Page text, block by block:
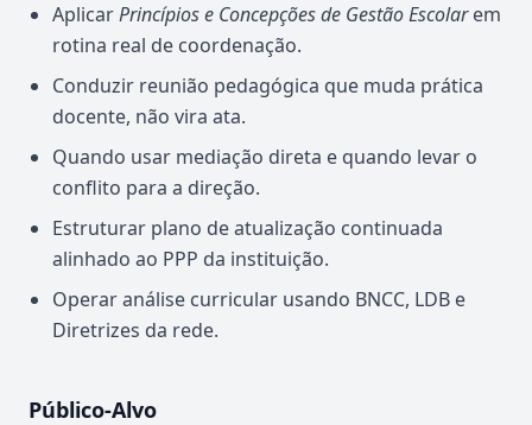
AplicarPrincípios e Concepções de Gestão Escolarem
rotina real de coordenação.
Conduzir reunião pedagógica que muda prática
docente, não vira ata.
Quando usar mediação direta e quando levar o
conflito para a direção.
Estruturar plano de atualização continuada
alinhado ao PPP da instituição.
Operar análise curricular usando BNCC, LDB e
Diretrizes da rede.
Público-Alvo